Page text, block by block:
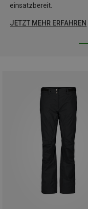
einsatzbereit.
JETZT MEHR ERFAHREN